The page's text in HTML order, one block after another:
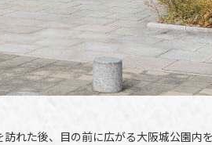
れた後、目の前に広がる大阪城公園